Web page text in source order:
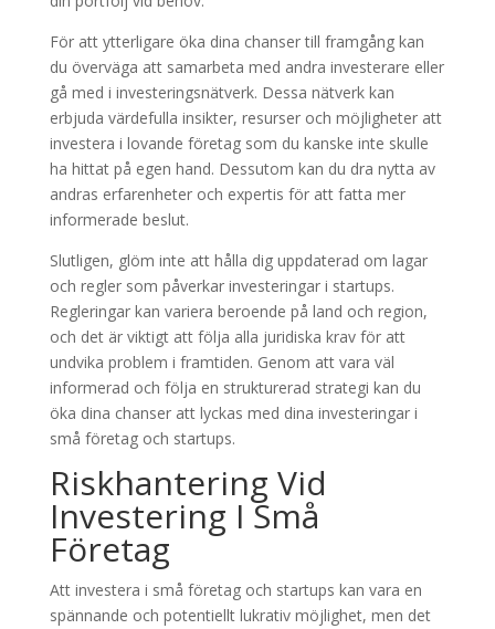
För att ytterligare öka dina chanser till framgång kan
du överväga att samarbeta med andra investerare eller
gå med i investeringsnätverk. Dessa nätverk kan
erbjuda värdefulla insikter, resurser och möjligheter att
investera i lovande företag som du kanske inte skulle
ha hittat på egen hand. Dessutom kan du dra nytta av
andras erfarenheter och expertis för att fatta mer
informerade beslut.
Slutligen, glöm inte att hålla dig uppdaterad om lagar
och regler som påverkar investeringar i startups.
Regleringar kan variera beroende på land och region,
och det är viktigt att följa alla juridiska krav för att
undvika problem i framtiden. Genom att vara väl
informerad och följa en strukturerad strategi kan du
öka dina chanser att lyckas med dina investeringar i
små företag och startups.
Riskhantering Vid
Investering I Små
Företag
Att investera i små företag och startups kan vara en
spännande och potentiellt lukrativ möjlighet, men det